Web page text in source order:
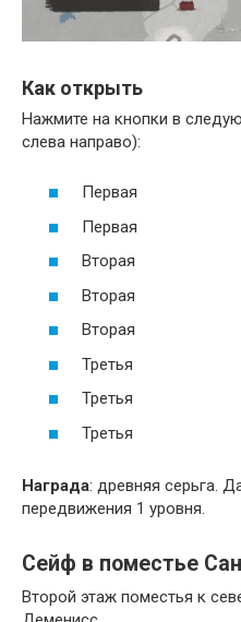
Как открыть
Нажмите на кнопки в
слева направо):
Первая
Первая
Вторая
Вторая
Вторая
Третья
Третья
Третья
Награда: древняя серьга.
передвижения 1 уровня.
Сейф в поместье
Второй этаж поместья к